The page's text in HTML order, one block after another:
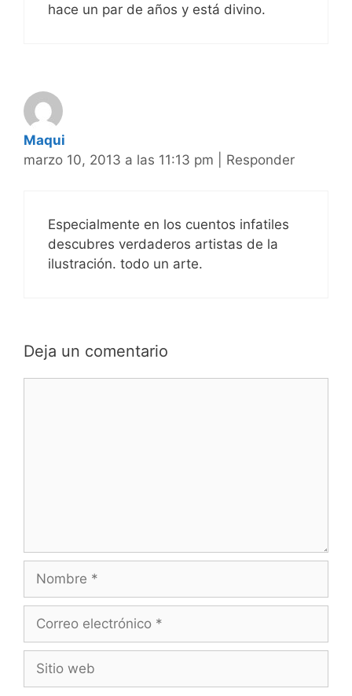
hace un par de años y está divino.
Maqui
marzo 10, 2013 a las 11:13 pm
Responder
Especialmente en los cuentos infatiles
descubres verdaderos artistas de la
ilustración. todo un arte.
Deja un comentario
Nombre
Correo
Sitio
web